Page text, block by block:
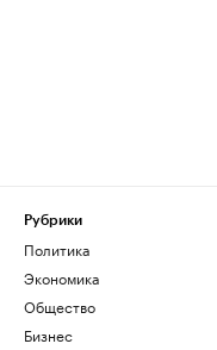
Рубрики
Политика
Экономика
Общество
Бизнес